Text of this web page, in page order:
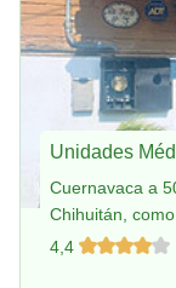
Unidades
Cuernavaca a
Chihuitán,
4,4